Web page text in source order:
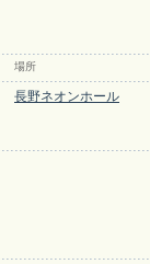
場所
長野ネオンホール